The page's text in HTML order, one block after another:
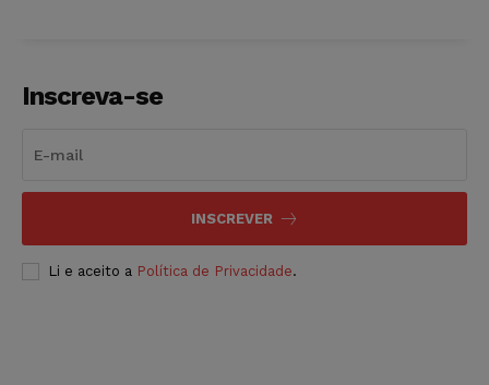
Inscreva-se
INSCREVER
Li e aceito a Política de Privacidade.